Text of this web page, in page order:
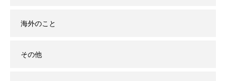
海外のこと
その他